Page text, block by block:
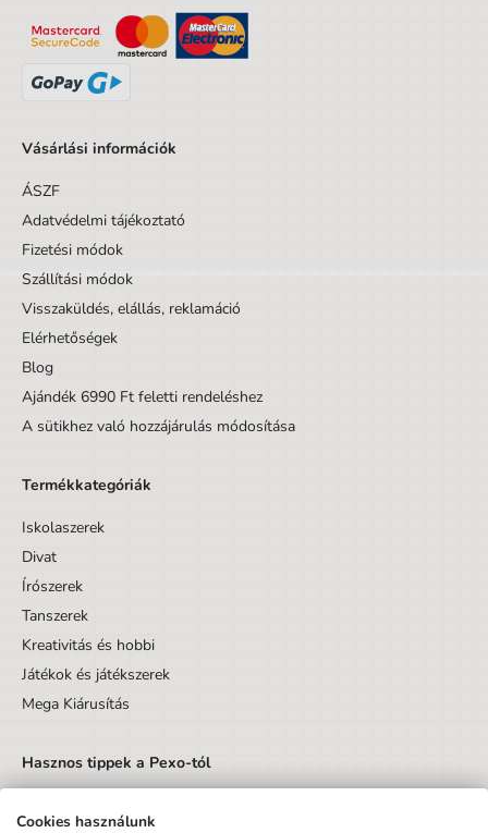
Vásárlási információk
ÁSZF
Adatvédelmi tájékoztató
Fizetési módok
Szállítási módok
Visszaküldés, elállás, reklamáció
Elérhetőségek
Blog
Ajándék 6990 Ft feletti rendeléshez
A sütikhez való hozzájárulás módosítása
Termékkategóriák
Iskolaszerek
Divat
Írószerek
Tanszerek
Kreativitás és hobbi
Játékok és játékszerek
Mega Kiárusítás
Hasznos tippek a Pexo-tól
Cookies használunk